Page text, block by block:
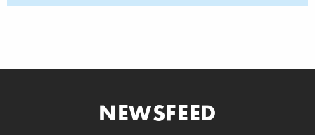
NEWSFEED